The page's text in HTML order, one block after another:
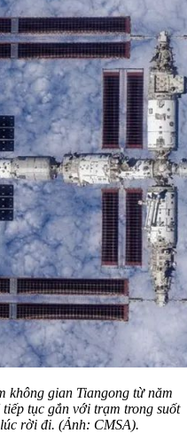
không gian Tiangong từ năm
tục gắn với trạm trong suốt
rời đi. (Ảnh: CMSA).